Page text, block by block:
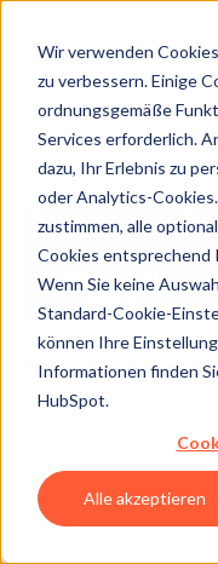
Wir verwenden
zu verbessern. Einige
ordnungsgemäße
Services erforderlich.
dazu, Ihr Erlebnis zu
oder Analytics-
zustimmen, alle
Cookies entsprechend
Wenn Sie keine
Standard-Cookie-
können Ihre
Informationen finden
HubSpot.
Alle akzeptieren
Neu
Answer
Engine
Optimization
(AEO)